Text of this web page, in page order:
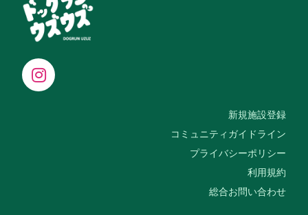
新規施設登録
コミュニティガイドライン
プライバシーポリシー
利用規約
総合お問い合わせ